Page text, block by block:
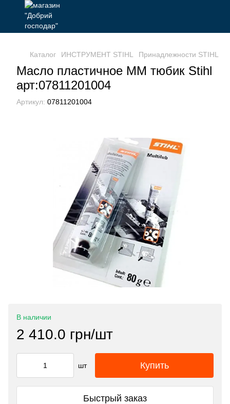
Каталог ИНСТРУМЕНТ STIHL Принадлежности STIHL
Масло пластичное ММ тюбик Stihl
арт:07811201004
Артикул: 07811201004
В наличии
2 410.0 грн/шт
шт Купить
Быстрый заказ